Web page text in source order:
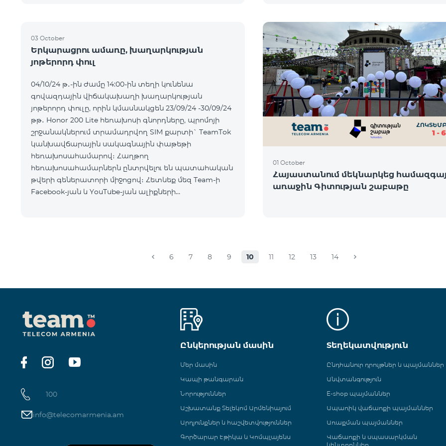
03 October
Երկարացրու ամառը, խաղարկության
յոթերորդ փուլ
04/10/24 թ․-ին ժամը 14:00-ին տեղի կունենա
գովազդային վիճակախաղի խաղարկության
յոթերորդ փուլը, որին կմասնակցեն 23/09/24 -30/09/24
թթ․ Honor 200 Lite հեռախոսի գնորդները, պրոմոյի
շրջանակներում տրամադրվող SIM քարտի` TeamTok
կանխավճարային սակագնային փաթեթի
հեռախոսահամարով։ Հաղթող
հեռախոսահամարներն ընտրվելու են պատահական
թվերի գեներատորի միջոցով։ Հետևեք մեզ Team-ի
Facebook-յան և YouTube-յան ալիքների
01 October
Հայաստանում մեկնարկեց
առաջին Գիտության շաբաթը
6 7 8 9 10 11 12 13 14
100
info@telecomarmenia.am
Ընկերության մասին
Մեր մասին
Կապի թանգարան
Նորություններ
Աշխատանք Տելեկոմ Արմենիայում
Արդյունքներ և հաշվետվություններ
Գործարար Էթիկա և Կոմպլայենս
Տեղեկատվություն
Ընդհանուր դրույթներ և պայմաններ
Անվտանգություն
E-shop պայմաններ
Ապառիկ վաճառքի պայմաններ
Առաքման պայմաններ
Վաճառքի և սպասարկման